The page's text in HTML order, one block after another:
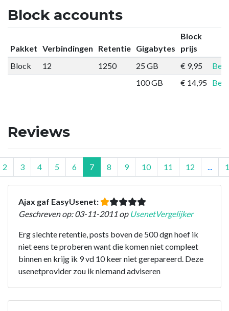
Block accounts
Pakket Verbindingen Retentie Gigabytes
Block
prijs
Block
12 1250 25 GB € 9,95
100 GB
€ 14,95
Reviews
2 3 4 5 6 7 8 9 10 11 12
Ajax gaf EasyUsenet:
Geschreven op: 03-11-2011 op UsenetVergelijker
Erg slechte retentie, posts boven de 500 dgn hoef ik
niet eens te proberen want die komen niet compleet
binnen en krijg ik 9 vd 10 keer niet gerepareerd. Deze
usenetprovider zou ik niemand adviseren